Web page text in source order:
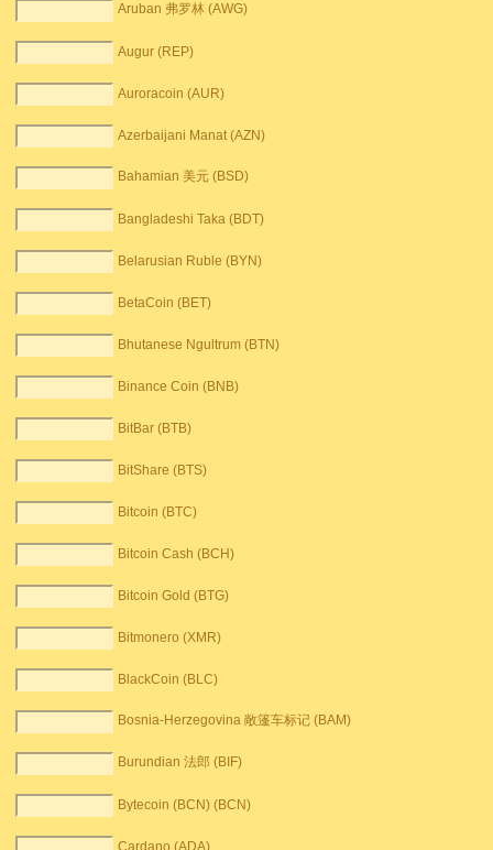
Aruban 弗罗林 (AWG)
Augur (REP)
Auroracoin (AUR)
Azerbaijani Manat (AZN)
Bahamian 美元 (BSD)
Bangladeshi Taka (BDT)
Belarusian Ruble (BYN)
BetaCoin (BET)
Bhutanese Ngultrum (BTN)
Binance Coin (BNB)
BitBar (BTB)
BitShare (BTS)
Bitcoin (BTC)
Bitcoin Cash (BCH)
Bitcoin Gold (BTG)
Bitmonero (XMR)
BlackCoin (BLC)
Bosnia-Herzegovina 敞篷车标记 (BAM)
Burundian 法郎 (BIF)
Bytecoin (BCN) (BCN)